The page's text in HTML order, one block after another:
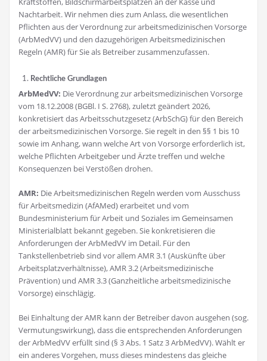
Nachtarbeit. Wir nehmen dies zum Anlass, die wesentlichen
Pflichten aus der Verordnung zur arbeitsmedizinischen Vorsorge
(ArbMedVV) und den dazugehörigen Arbeitsmedizinischen
Regeln (AMR) für Sie als Betreiber zusammenzufassen.
Rechtliche Grundlagen
ArbMedVV: Die Verordnung zur arbeitsmedizinischen Vorsorge
vom 18.12.2008 (BGBl. I S. 2768), zuletzt geändert 2026,
konkretisiert das Arbeitsschutzgesetz (ArbSchG) für den Bereich
der arbeitsmedizinischen Vorsorge. Sie regelt in den §§ 1 bis 10
sowie im Anhang, wann welche Art von Vorsorge erforderlich ist,
welche Pflichten Arbeitgeber und Ärzte treffen und welche
Konsequenzen bei Verstößen drohen.
AMR: Die Arbeitsmedizinischen Regeln werden vom Ausschuss
für Arbeitsmedizin (AfAMed) erarbeitet und vom
Bundesministerium für Arbeit und Soziales im Gemeinsamen
Ministerialblatt bekannt gegeben. Sie konkretisieren die
Anforderungen der ArbMedVV im Detail. Für den
Tankstellenbetrieb sind vor allem AMR 3.1 (Auskünfte über
Arbeitsplatzverhältnisse), AMR 3.2 (Arbeitsmedizinische
Prävention) und AMR 3.3 (Ganzheitliche arbeitsmedizinische
Vorsorge) einschlägig.
Bei Einhaltung der AMR kann der Betreiber davon ausgehen (sog.
Vermutungswirkung), dass die entsprechenden Anforderungen
der ArbMedVV erfüllt sind (§ 3 Abs. 1 Satz 3 ArbMedVV). Wählt er
ein anderes Vorgehen, muss dieses mindestens das gleiche